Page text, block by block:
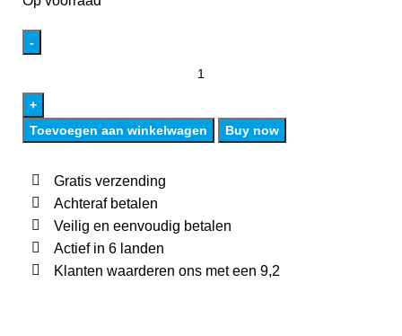
Toevoegen aan winkelwagen Buy now
Gratis verzending
Achteraf betalen
Veilig en eenvoudig betalen
Actief in 6 landen
Klanten waarderen ons met een 9,2